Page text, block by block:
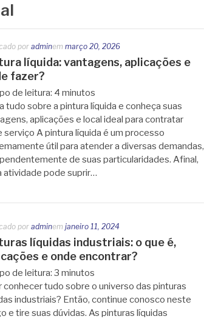
por adminem março 20, 2026
líquida: vantagens, aplicações e
fazer?
de leitura: 4 minutos
tudo sobre a pintura líquida e conheça suas
aplicações e local ideal para contratar
serviço A pintura líquida é um processo
útil para atender a diversas demandas,
de suas particularidades. Afinal,
atividade pode suprir…
por adminem janeiro 11, 2024
líquidas industriais: o que é,
e onde encontrar?
de leitura: 3 minutos
conhecer tudo sobre o universo das pinturas
industriais? Então, continue conosco neste
e tire suas dúvidas. As pinturas líquidas